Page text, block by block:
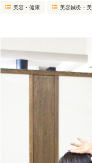
美容・健康 美容鍼灸・